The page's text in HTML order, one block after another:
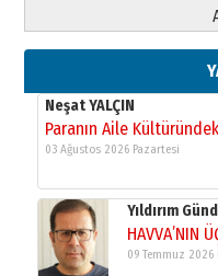
yazar
11 Mayıs 2026
Neşat YALÇIN
Paranın Aile
03 Ağustos 2026 Pazartesi
Yıldırım
HAVVA’NIN
09 Temmuz 2026